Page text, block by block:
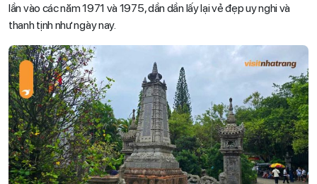
lần vào các năm 1971 và 1975, dần dần lấy lại vẻ đẹp uy nghi và
thanh tịnh như ngày nay.